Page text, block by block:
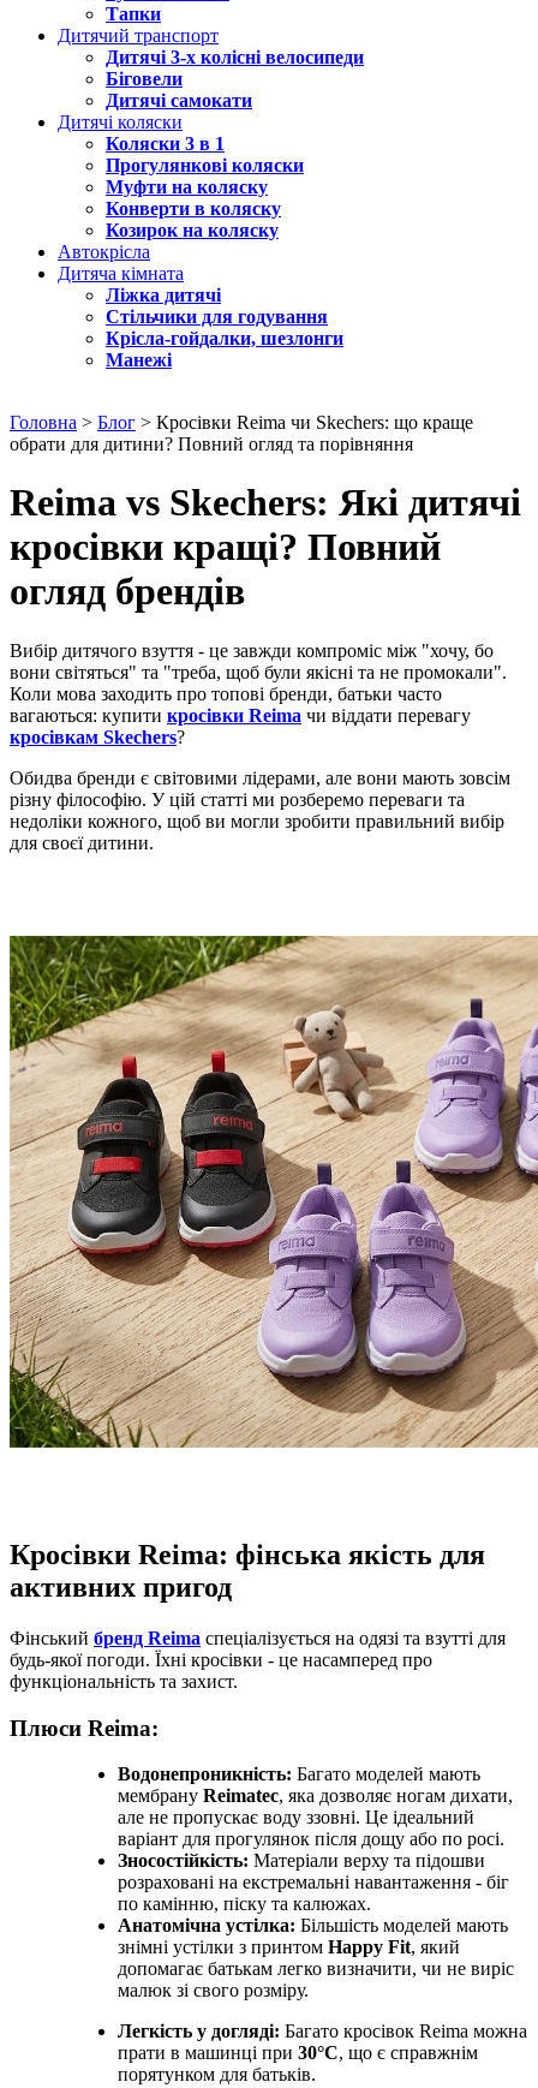
Тапки
Дитячий транспорт
Дитячі 3-х колісні велосипеди
Біговели
Дитячі самокати
Дитячі коляски
Коляски 3 в 1
Прогулянкові коляски
Муфти на коляску
Конверти в коляску
Козирок на коляску
Автокрісла
Дитяча кімната
Ліжка дитячі
Стільчики для годування
Крісла-гойдалки, шезлонги
Манежі
Головна > Блог > Кросівки Reima чи Skechers: що краще
обрати для дитини? Повний огляд та порівняння
Reima vs Skechers: Які дитячі
кросівки кращі? Повний
огляд брендів
Вибір дитячого взуття - це завжди компроміс між "хочу, бо
вони світяться" та "треба, щоб були якісні та не промокали".
Коли мова заходить про топові бренди, батьки часто
вагаються: купити кросівки Reima чи віддати перевагу
кросівкам Skechers?
Обидва бренди є світовими лідерами, але вони мають зовсім
різну філософію. У цій статті ми розберемо переваги та
недоліки кожного, щоб ви могли зробити правильний вибір
для своєї дитини.
Кросівки Reima: фінська якість для
активних пригод
Фінський бренд Reima спеціалізується на одязі та взутті для
будь-якої погоди. Їхні кросівки - це насамперед про
функціональність та захист.
Плюси Reima:
Водонепроникність: Багато моделей мають
мембрану Reimatec, яка дозволяє ногам дихати,
але не пропускає воду ззовні. Це ідеальний
варіант для прогулянок після дощу або по росі.
Зносостійкість: Матеріали верху та підошви
розраховані на екстремальні навантаження - біг
по камінню, піску та калюжах.
Анатомічна устілка: Більшість моделей мають
знімні устілки з принтом Happy Fit, який
допомагає батькам легко визначити, чи не виріс
малюк зі свого розміру.
Легкість у догляді: Багато кросівок Reima можна
прати в машинці при 30°C, що є справжнім
порятунком для батьків.